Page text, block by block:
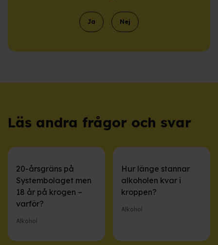
Ja Nej
Läs andra frågor och svar
20-årsgräns på
Systembolaget men
18 år på krogen –
varför?
Alkohol
Hur länge stannar
alkoholen kvar i
kroppen?
Alkohol